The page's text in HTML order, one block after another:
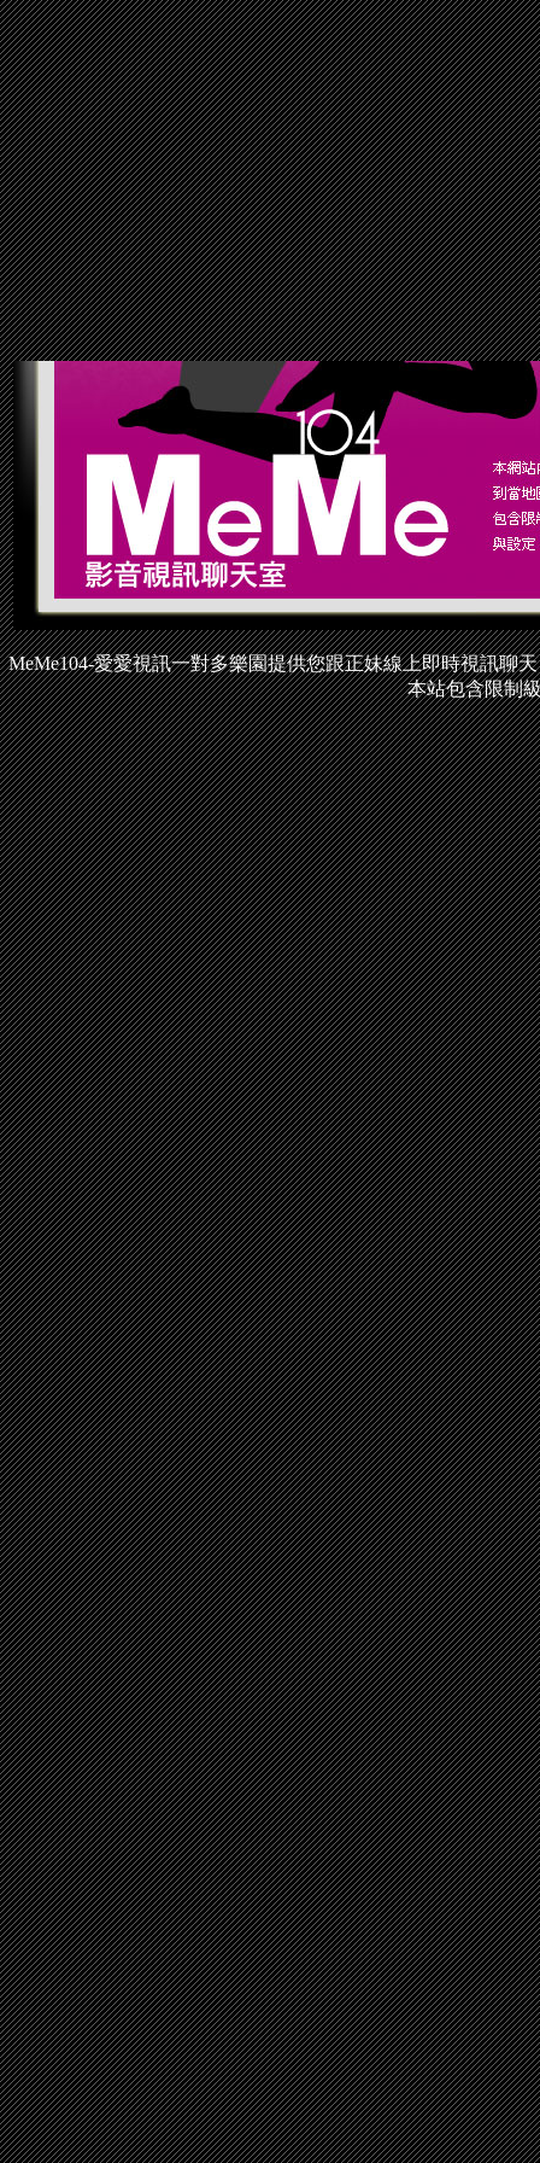
MeMe104-愛愛視訊一對多樂園提供您跟正妹線上即時視訊聊
本站包含限制